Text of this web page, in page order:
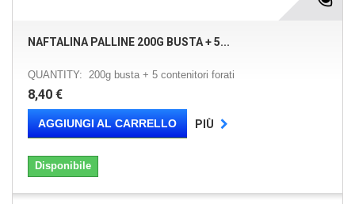
NAFTALINA PALLINE 200G BUSTA + 5...
QUANTITY: 200g busta + 5 contenitori forati
8,40 €
AGGIUNGI AL CARRELLO PIÙ
Disponibile